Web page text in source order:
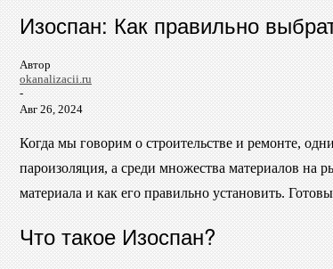
Изоспан: Как правильно
Автор
okanalizacii.ru
-
Авг 26, 2024
Когда мы говорим о строительстве и ремонте,
пароизоляция, а среди множества материалов на
материала и как его правильно установить.
Что такое Изоспан?